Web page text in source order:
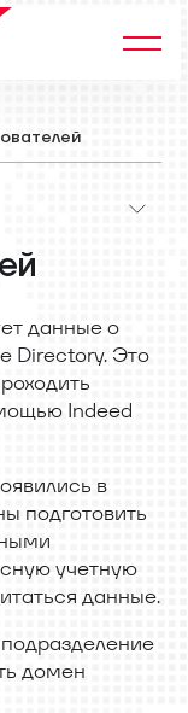
данные о
Directory. Это
Indeed
в
подготовить
учетную
данные.
домен